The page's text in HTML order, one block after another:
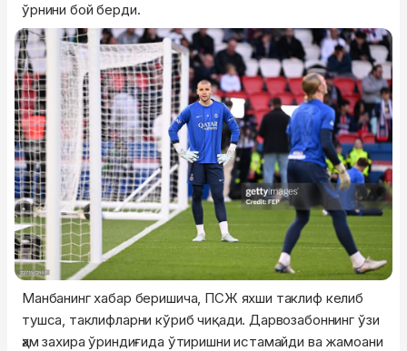
ўрнини бой берди.
Манбанинг хабар беришича, ПСЖ яхши таклиф келиб
тушса, таклифларни кўриб чиқади. Дарвозабоннинг ўзи
ҳам захира ўриндиғида ўтиришни истамайди ва жамоани